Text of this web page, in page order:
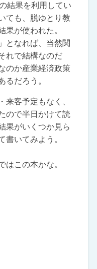
結果を利用してい
ても、脱ゆとり教
が使われた。
となれば、当然関
れで結構なのだ
のか産業経済政策
るだろう。
客予定もなく、
ので半日かけて読
果がいくつか見ら
いてみよう。
この本かな。